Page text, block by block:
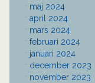
maj 2024
april 2024
mars 2024
februari 2024
januari 2024
december 2023
november 2023